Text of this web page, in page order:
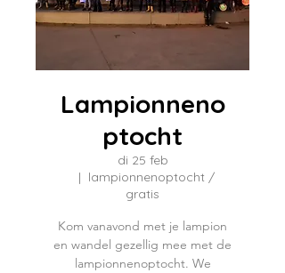
Lampionneno
ptocht
di 25 feb
  |
lampionnenoptocht /
gratis
Kom vanavond met je lampion
en wandel gezellig mee met de
lampionnenoptocht. We